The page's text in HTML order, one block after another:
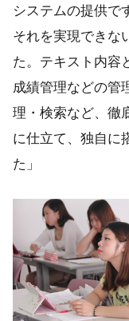
システムの提供で
それを実現できな
た。テキスト内容
成績管理などの管
理・検索など、徹
に仕立て、独自に
た」